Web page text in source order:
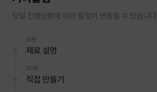
당일 진행상황에 따라 일정이 변동될 수 있습니다.
10분
재료 설명
50분
직접 만들기